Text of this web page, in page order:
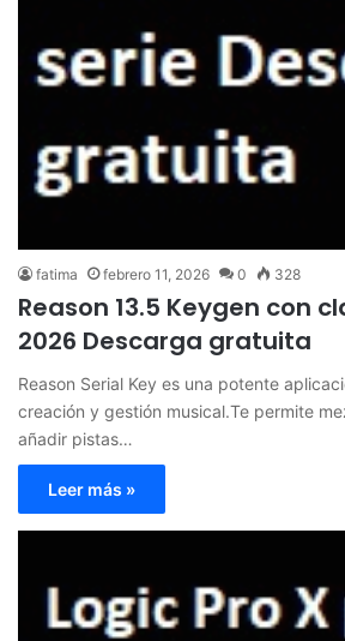
fatima febrero 11, 2026 0 328
Reason 13.5 Keygen con
2026 Descarga gratuita
Reason Serial Key es una potente
creación y gestión musical.Te permite
añadir pistas…
Leer más »